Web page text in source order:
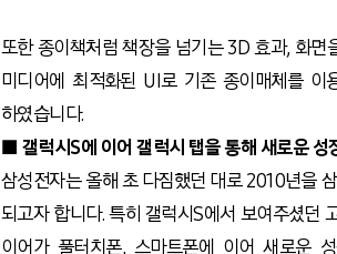
또한 종이책처럼 책장을 넘기는 3D 효과, 화면
미디어에 최적화된 UI로 기존 종이매체를 이
하였습니다.
■ 갤럭시S에 이어 갤럭시 탭을 통해 새로운 성
삼성전자는 올해 초 다짐했던 대로 2010년을
되고자 합니다. 특히 갤럭시S에서 보여주셨던
이어가 풀터치폰, 스마트폰에 이어 새로운